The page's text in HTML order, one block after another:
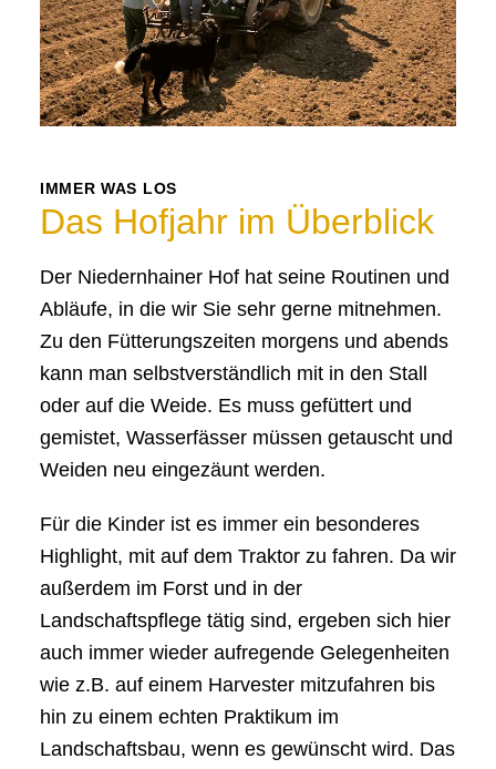
IMMER WAS LOS
Das Hofjahr im Überblick
Der Niedernhainer Hof hat seine Routinen und
Abläufe, in die wir Sie sehr gerne mitnehmen.
Zu den Fütterungszeiten morgens und abends
kann man selbstverständlich mit in den Stall
oder auf die Weide. Es muss gefüttert und
gemistet, Wasserfässer müssen getauscht und
Weiden neu eingezäunt werden.
Für die Kinder ist es immer ein besonderes
Highlight, mit auf dem Traktor zu fahren. Da wir
außerdem im Forst und in der
Landschaftspflege tätig sind, ergeben sich hier
auch immer wieder aufregende Gelegenheiten
wie z.B. auf einem Harvester mitzufahren bis
hin zu einem echten Praktikum im
Landschaftsbau, wenn es gewünscht wird. Das